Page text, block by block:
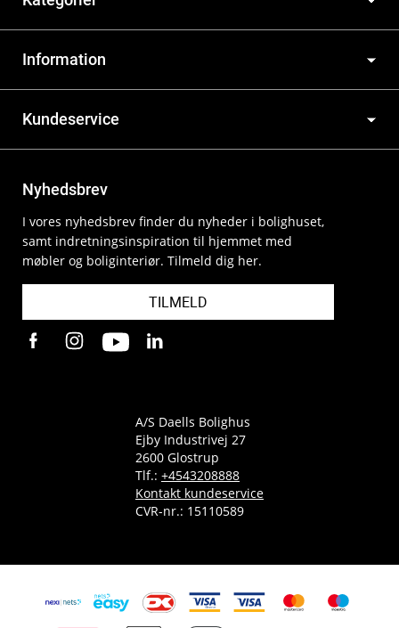
Information
Kundeservice
Nyhedsbrev
I vores nyhedsbrev finder du nyheder i bolighuset,
samt indretningsinspiration til hjemmet med
møbler og boliginteriør. Tilmeld dig her.
TILMELD
A/S Daells Bolighus
Ejby Industrivej 27
2600 Glostrup
Tlf.: +4543208888
Kontakt kundeservice
CVR-nr.: 15110589